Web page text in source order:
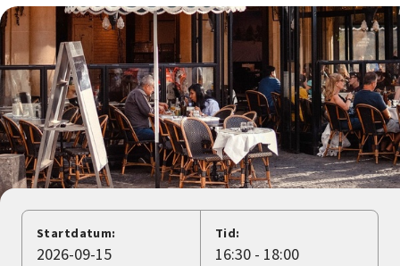
Om SV
Starta studiecirkel
Cirkelledare
Nyheter
Avdelningar
Startdatum:
2026-09-15
Tid:
16:30 - 18:00